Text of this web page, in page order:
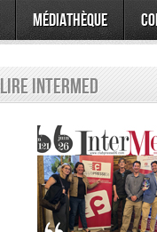
Médiathèque
Lire Intermed